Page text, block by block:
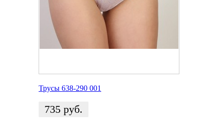
Трусы 638-290 001
735 руб.